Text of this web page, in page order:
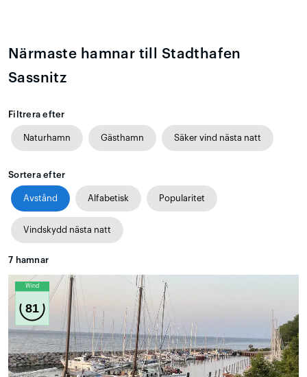
Närmaste hamnar till Stadthafen
Sassnitz
Filtrera efter
Naturhamn Gästhamn Säker vind nästa natt
Sortera efter
Avstånd Alfabetisk Popularitet
Vindskydd nästa natt
7 hamnar
Wind
81